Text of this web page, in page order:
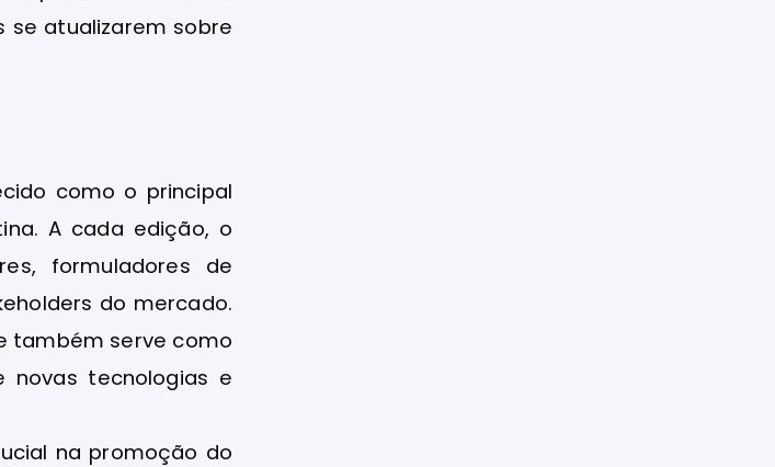
se atualizarem sobre
como o principal
A cada edição, o
formuladores de
do mercado.
também serve como
tecnologias e
na promoção do